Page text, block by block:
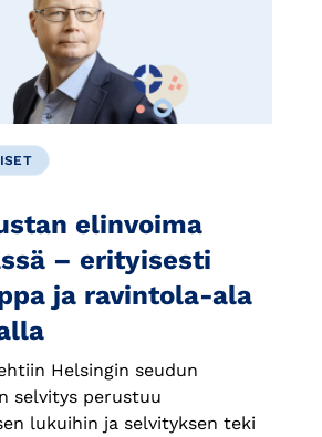
elinvoima
– erityisesti
ja ravintola-ala
Helsingin seudun
selvitys perustuu
lukuihin ja selvityksen teki